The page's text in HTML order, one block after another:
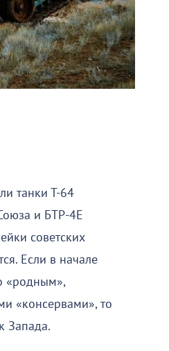
танки Т-64
и БТР-4Е
советских
Если в начале
«родным»,
«консервами», то
Запада.